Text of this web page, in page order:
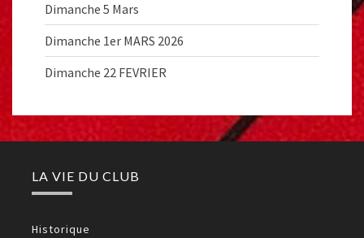
Dimanche 5 Mars
Dimanche 1er MARS 2026
Dimanche 22 FEVRIER
LA VIE DU CLUB
Historique